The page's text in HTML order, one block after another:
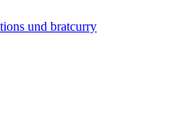
und bratcurry